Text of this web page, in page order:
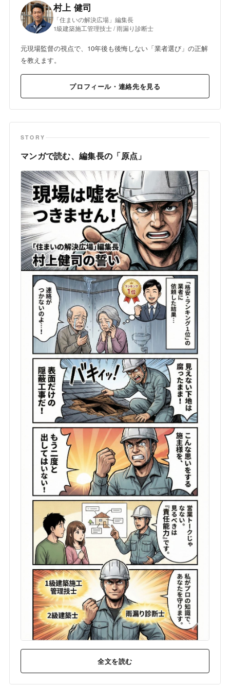
村上 健司
「住まいの解決広場」編集長
1級建築施工管理技士 / 雨漏り診断士
元現場監督の視点で、10年後も後悔しない「業者選び」の正解
を教えます。
プロフィール・連絡先を見る
STORY
マンガで読む、編集長の「原点」
全文を読む